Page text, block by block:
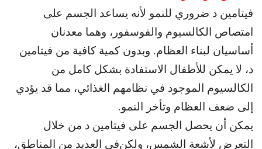
فيتامين د ضروري للنمو لأنه يساعد الجسم على
امتصاص الكالسيوم والفوسفور، وهما معدنان
أساسيان لبناء العظام. وبدون كمية كافية من فيتامين
د، لا يمكن للأطفال الاستفادة بشكل كامل من
الكالسيوم الموجود في نظامهم الغذائي، مما قد يؤدي
إلى ضعف العظام وتأخر النمو.
يمكن أن يحصل الجسم على فيتامين د من خلال
التعرض لأشعة الشمس، ولكنفي العديد من المناطق،